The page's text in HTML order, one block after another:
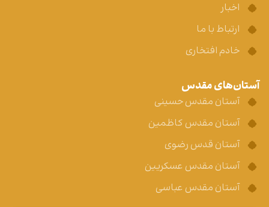
اخبار
ارتباط با ما
خادم افتخاری
آستان‌های مقدس
آستان مقدس حسینی
آستان مقدس کاظمین
آستان قدس رضوی
آستان مقدس عسکریین
آستان مقدس عباسی